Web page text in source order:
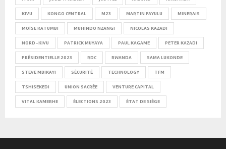
KIVU KONGO CENTRAL M23 MARTIN FAYULU MINERAIS
MOÏSE KATUMBI MUHINDO NZANGI NICOLAS KAZADI
NORD-KIVU PATRICK MUYAYA PAUL KAGAME PETER KAZADI
PRÉSIDENTIELLE 2023 RDC RWANDA SAMA LUKONDE
STEVE MBIKAYI SÉCURITÉ TECHNOLOGY TFM
TSHISEKEDI UNION SACRÉE VENTURE CAPITAL
VITAL KAMERHE ÉLECTIONS 2023 ÉTAT DE SIÈGE